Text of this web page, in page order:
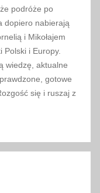
podróże po
dopiero nabierają
i Mikołajem
Polski i Europy.
wiedzę, aktualne
gotowe
się i ruszaj z